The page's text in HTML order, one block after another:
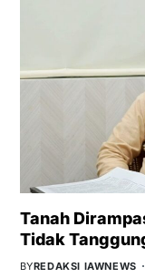
Tanah
Tidak
BYREDAKSI IAWNEWS